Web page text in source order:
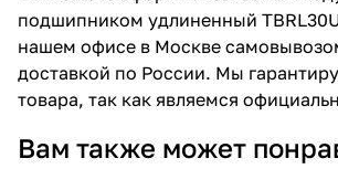
подшипником удлиненный
нашем офисе в Москве
доставкой по России. Мы
товара, так как являемся
Вам также может